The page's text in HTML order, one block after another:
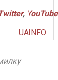
Twitter, YouTube
UAINFO